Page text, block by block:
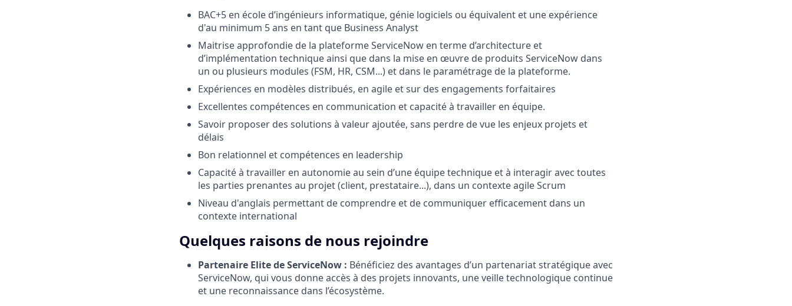
BAC+5 en école d’ingénieurs informatique, génie logiciels ou équivalent et une expérience
d'au minimum 5 ans en tant que Business Analyst
Maitrise approfondie de la plateforme ServiceNow en terme d’architecture et
d’implémentation technique ainsi que dans la mise en œuvre de produits ServiceNow dans
un ou plusieurs modules (FSM, HR, CSM...) et dans le paramétrage de la plateforme.
Expériences en modèles distribués, en agile et sur des engagements forfaitaires
Excellentes compétences en communication et capacité à travailler en équipe.
Savoir proposer des solutions à valeur ajoutée, sans perdre de vue les enjeux projets et
délais
Bon relationnel et compétences en leadership
Capacité à travailler en autonomie au sein d’une équipe technique et à interagir avec toutes
les parties prenantes au projet (client, prestataire...), dans un contexte agile Scrum
Niveau d'anglais permettant de comprendre et de communiquer efficacement dans un
contexte international
Quelques raisons de nous rejoindre
Partenaire Elite de ServiceNow : Bénéficiez des avantages d’un partenariat stratégique avec
ServiceNow, qui vous donne accès à des projets innovants, une veille technologique continue
et une reconnaissance dans l’écosystème.